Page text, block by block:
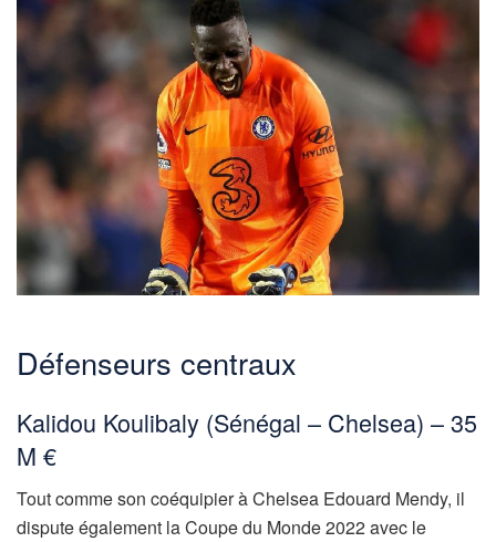
Défenseurs centraux
Kalidou Koulibaly (Sénégal – Chelsea) – 35
M €
Tout comme son coéquipier à Chelsea Edouard Mendy, il
dispute également la Coupe du Monde 2022 avec le